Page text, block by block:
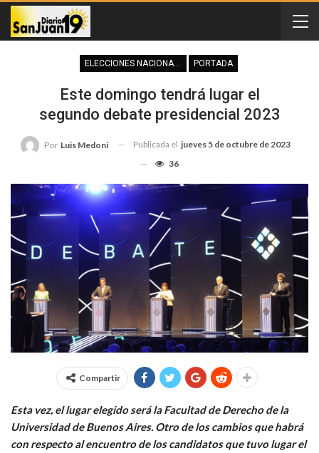
ELECCIONES NACIONALES PORTADA
Este domingo tendrá lugar el
segundo debate presidencial 2023
Por Luis Medoni Publicada el jueves 5 de octubre de 2023
36
Compartir
Esta vez, el lugar elegido será la Facultad de Derecho de la
Universidad de Buenos Aires. Otro de los cambios que habrá
con respecto al encuentro de los candidatos que tuvo lugar el